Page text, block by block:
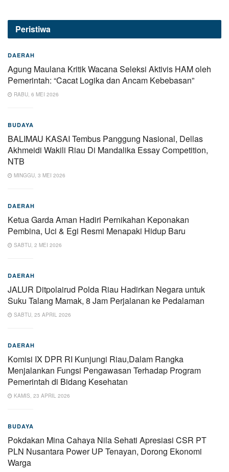
Peristiwa
DAERAH
Agung Maulana Kritik Wacana Seleksi Aktivis HAM oleh
Pemerintah: “Cacat Logika dan Ancam Kebebasan”
RABU, 6 MEI 2026
BUDAYA
BALIMAU KASAI Tembus Panggung Nasional, Dellas
Akhmeidi Wakili Riau Di Mandalika Essay Competition,
NTB
MINGGU, 3 MEI 2026
DAERAH
Ketua Garda Aman Hadiri Pernikahan Keponakan
Pembina, Uci & Egi Resmi Menapaki Hidup Baru
SABTU, 2 MEI 2026
DAERAH
JALUR Ditpolairud Polda Riau Hadirkan Negara untuk
Suku Talang Mamak, 8 Jam Perjalanan ke Pedalaman
SABTU, 25 APRIL 2026
DAERAH
Komisi IX DPR RI Kunjungi Riau,Dalam Rangka
Menjalankan Fungsi Pengawasan Terhadap Program
Pemerintah di Bidang Kesehatan
KAMIS, 23 APRIL 2026
BUDAYA
Pokdakan Mina Cahaya Nila Sehati Apresiasi CSR PT
PLN Nusantara Power UP Tenayan, Dorong Ekonomi
Warga